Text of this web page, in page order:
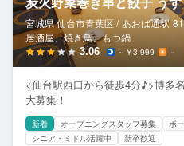
応募履歴
WEB履歴書
スカウト・メルマガ受信設定
ヘルプ・お問い合わせフォーム
宮城県 仙台市青葉区 / あおば通駅
居酒屋、焼き鳥、もつ鍋
3.06 ～￥3,999 －
<仙台駅西口から徒歩4分♪>博多
大募集！
新着 オープニングスタッフ募集 ボ
シニア・ミドル活躍中
新卒歓迎